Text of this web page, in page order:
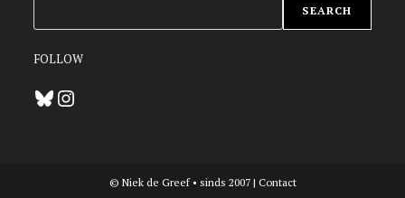
SEARCH
FOLLOW
BlueskyInstagram
© Niek de Greef • sinds 2007 | Contact